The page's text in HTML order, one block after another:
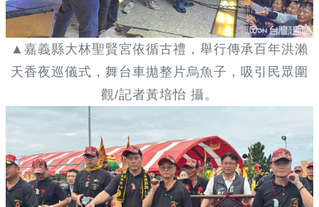
▲嘉義縣大林聖賢宮依循古禮，舉行傳承百年洪瀨
天香夜巡儀式，舞台車拋整片烏魚子，吸引民眾圍
觀/記者黃培怡 攝。